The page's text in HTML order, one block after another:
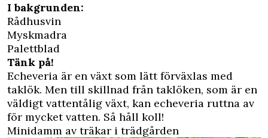
I bakgrunden:
Rådhusvin
Myskmadra
Palettblad
Tänk på!
Echeveria är en växt som lätt förväxlas med
taklök. Men till skillnad från taklöken, som är en
väldigt vattentålig växt, kan echeveria ruttna av
för mycket vatten. Så håll koll!
Minidamm av träkar i trädgården